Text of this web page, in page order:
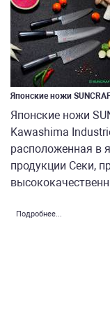
Японские ножи
Японские ножи
Kawashima
расположенная в
продукции Секи,
Подробнее...